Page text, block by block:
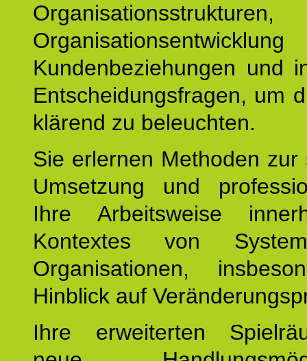
Kundenbeziehungen und
Entscheidungsfragen, um
klärend zu beleuchten.
Sie erlernen Methoden zur
Umsetzung und
Ihre Arbeitsweise
Kontextes von
Organisationen,
Hinblick auf
Ihre erweiterten